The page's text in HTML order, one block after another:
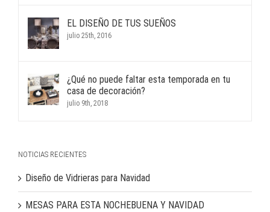
EL DISEÑO DE TUS SUEÑOS
julio 25th, 2016
¿Qué no puede faltar esta temporada en tu
casa de decoración?
julio 9th, 2018
NOTICIAS RECIENTES
Diseño de Vidrieras para Navidad
MESAS PARA ESTA NOCHEBUENA Y NAVIDAD